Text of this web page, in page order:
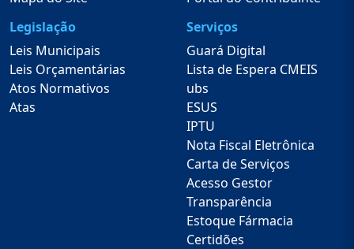
agricultura@guaraquecaba.pr.gov.brDiretora de
Meio Ambiente: Elisdiana Alves Da MotaE-mail:
meioambiente@guaraquecaba.pr.gov.brDiretora de
Agricultura: E-mail:
meioambiente@guaraquecaba.pr.gov.brDiretora de
Pesca: JEANE FRANÇA REDERDE-mail:
pesca@guaraquecaba.pr.gov.br
Legislação
Leis Municipais
Leis Orçamentárias
Atos Normativos
Atas
Serviços
Guará Digital
Lista de Espera CMEIS
ubs
ESUS
IPTU
Nota Fiscal Eletrônica
Carta de Serviços
Acesso Gestor
Transparência
Estoque Fármacia
Certidões